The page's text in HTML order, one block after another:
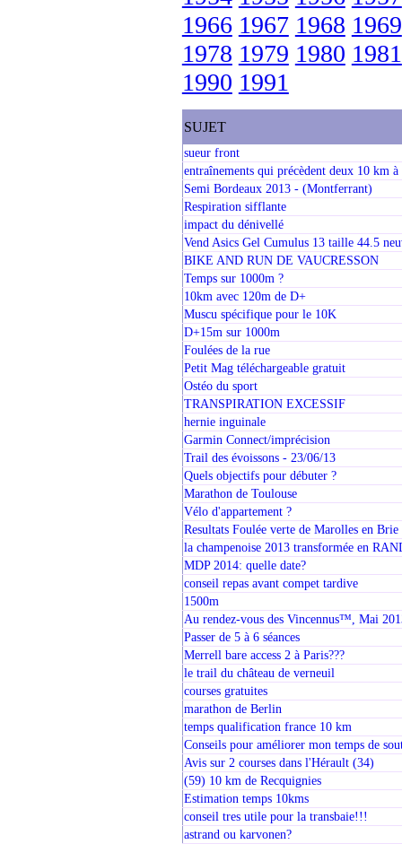
1966 1967 1968 1969
1978 1979 1980 1981
1990 1991
SUJET
sueur front
entraînements qui précèdent deux 10 km
Semi Bordeaux 2013 - (Montferrant)
Respiration sifflante
impact du dénivellé
Vend Asics Gel Cumulus 13 taille 44.5
BIKE AND RUN DE VAUCRESSON
Temps sur 1000m ?
10km avec 120m de D+
Muscu spécifique pour le 10K
D+15m sur 1000m
Foulées de la rue
Petit Mag téléchargeable gratuit
Ostéo du sport
TRANSPIRATION EXCESSIF
hernie inguinale
Garmin Connect/imprécision
Trail des évoissons - 23/06/13
Quels objectifs pour débuter ?
Marathon de Toulouse
Vélo d'appartement ?
Resultats Foulée verte de Marolles en Brie
la champenoise 2013 transformée en
MDP 2014: quelle date?
conseil repas avant compet tardive
1500m
Au rendez-vous des Vincennus™, Mai
Passer de 5 à 6 séances
Merrell bare access 2 à Paris???
le trail du château de verneuil
courses gratuites
marathon de Berlin
temps qualification france 10 km
Conseils pour améliorer mon temps de
Avis sur 2 courses dans l'Hérault (34)
(59) 10 km de Recquignies
Estimation temps 10kms
conseil tres utile pour la transbaie!!!
astrand ou karvonen?